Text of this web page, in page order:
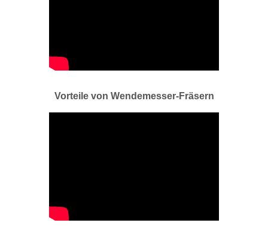
Vorteile von Wendemesser-Fräsern